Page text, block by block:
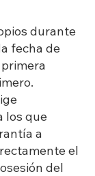
durante
fecha de
los que
a
el
del